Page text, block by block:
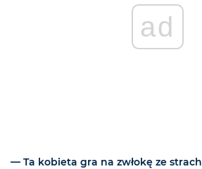
ad
— Ta kobieta gra na zwłokę ze